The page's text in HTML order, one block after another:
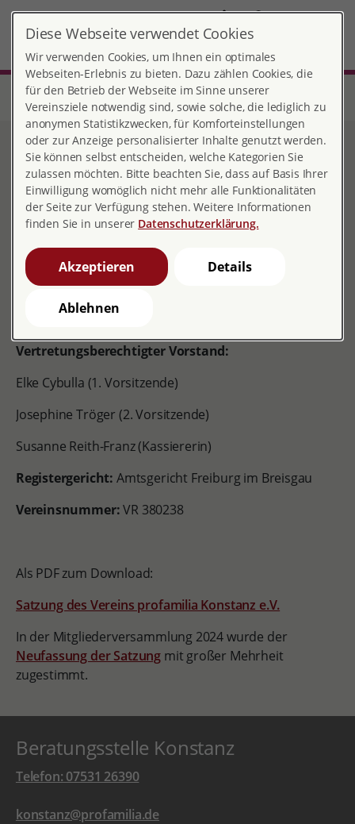
DE
Start Baden-Württemberg
Beratungsstelle Konstanz
Impressum
Impressum
Pro Familia Deutsche Gesellschaft für
Familienplanung, Sexualpädagogik und
Sexualberatung, Ortsverband Konstanz e.V.
Reichenaustraße 5 a, 78467 Konstanz, tel. 07531-263
Vertretungsberechtigter Vorstand:
Elke Cybulla (1. Vorsitzende)
Josephine Tröger (2. Vorsitzende)
Susanne Reith-Franz (Kassiererin)
Registergericht: Amtsgericht Freiburg im Breisgau
Vereinsnummer:VR 380238
Als PDF zum Download:
Satzung des Vereins profamilia Konstanz e.V.
In der Mitgliederversammlung 2024 wurde der
Neufassung der Satzung mit großer Mehrheit
zugestimmt.
Beratungsstelle Konstanz
Telefon: 07531 26390
konstanz@profamilia.de
Diese Webseite verwendet Cookies
Wir verwenden Cookies, um Ihnen ein optimales
Webseiten-Erlebnis zu bieten. Dazu zählen Cookies, die
für den Betrieb der Webseite im Sinne unserer
Vereinsziele notwendig sind, sowie solche, die lediglich zu
anonymen Statistikzwecken, für Komforteinstellungen
oder zur Anzeige personalisierter Inhalte genutzt werden.
Sie können selbst entscheiden, welche Kategorien Sie
zulassen möchten. Bitte beachten Sie, dass auf Basis Ihrer
Einwilligung womöglich nicht mehr alle Funktionalitäten
der Seite zur Verfügung stehen. Weitere Informationen
finden Sie in unserer Datenschutzerklärung.
Akzeptieren Details
Ablehnen